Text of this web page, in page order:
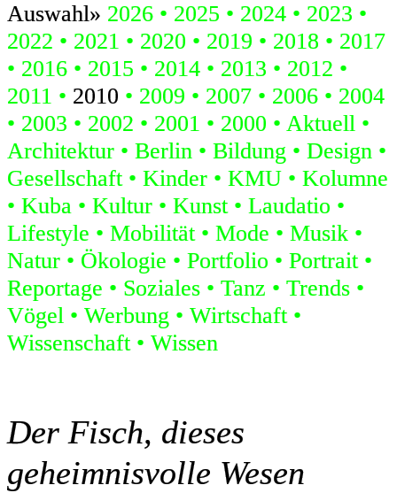
Auswahl» 2026 2025 2024
2023
2022
2021 2020 2019 2018
2017
2016
2015 2014 2013
2012
2011
2010 2009 2007 2006
2004
2003
2002 2001 2000
Aktuell
Architektur
Berlin Bildung
Design
Gesellschaft
Kinder KMU
Kolumne
Kuba
Kultur Kunst
Laudatio
Lifestyle
Mobilität Mode
Musik
Natur
Ökologie Portfolio
Portrait
Reportage
Soziales Tanz
Trends
Vögel
Werbung
Wirtschaft
Wissenschaft
Wissen
Der Fisch, dieses
geheimnisvolle Wesen